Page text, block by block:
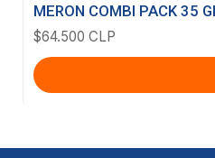
MERON COMBI PACK 35
$64.500 CLP